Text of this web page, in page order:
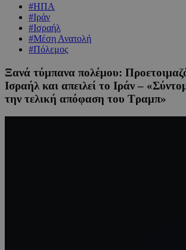
#ΗΠΑ
#Ιράν
#Ισραήλ
#Μέση Ανατολή
#Πόλεμος
Ξανά τύμπανα πολέμου:
Ισραήλ και απειλεί το Ιράν –
την τελική απόφαση του Τραμπ»